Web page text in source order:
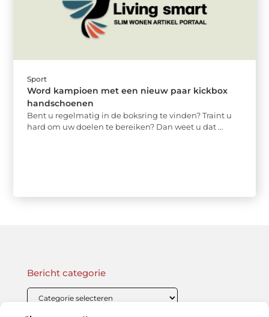
Sport
Word kampioen met een nieuw paar kickbox
handschoenen
Bent u regelmatig in de boksring te vinden? Traint u
hard om uw doelen te bereiken? Dan weet u dat ...
Bericht categorie